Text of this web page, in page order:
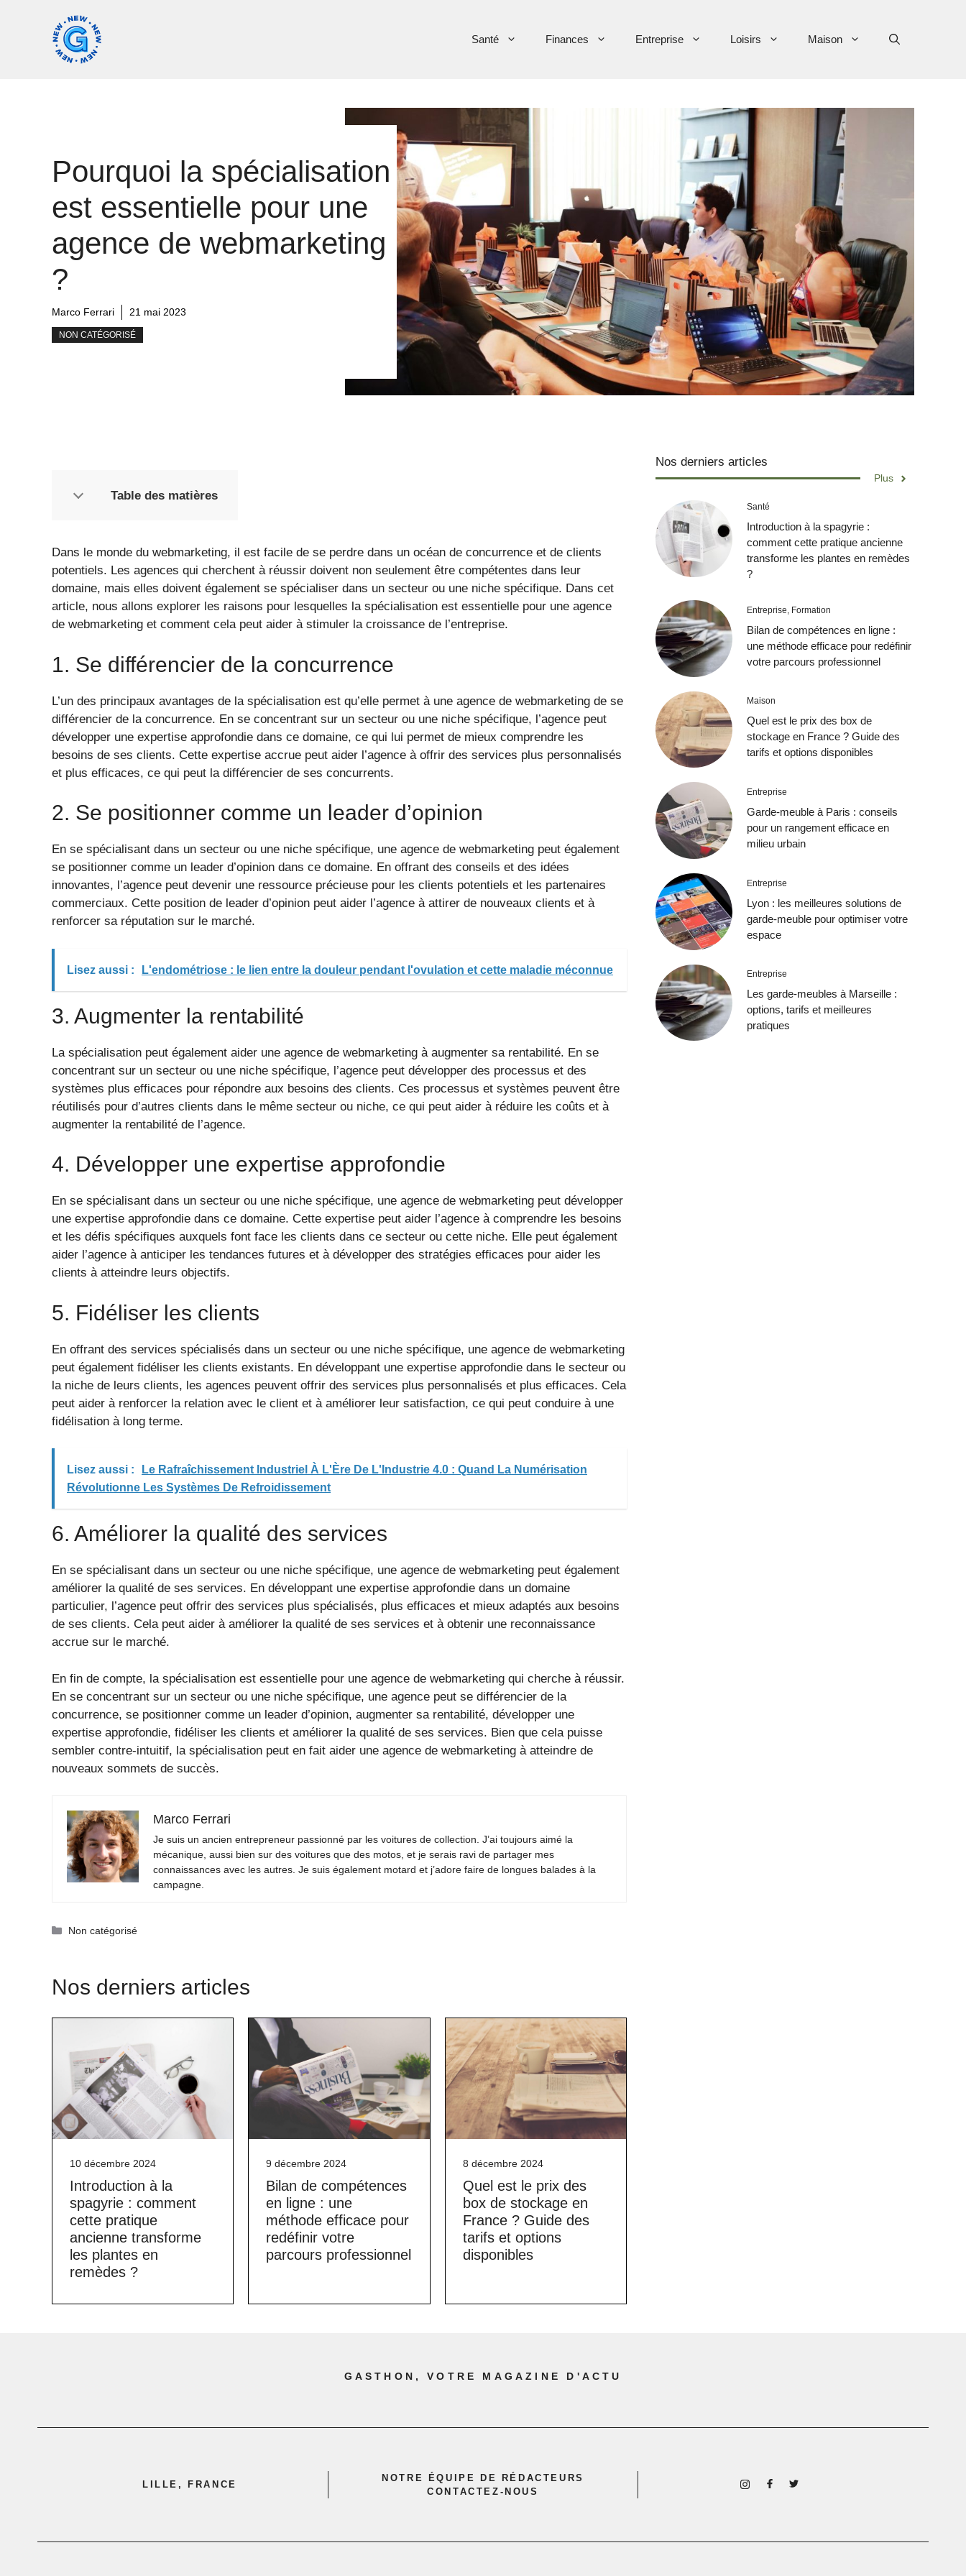
Santé Finances Entreprise Loisirs Maison
Pourquoi la spécialisation
est essentielle pour une
agence de webmarketing
?
Marco Ferrari 21 mai 2023
NON CATÉGORISÉ
Table des matières
Dans le monde du webmarketing, il est facile de se perdre dans un océan de concurrence et de clients
potentiels. Les agences qui cherchent à réussir doivent non seulement être compétentes dans leur
domaine, mais elles doivent également se spécialiser dans un secteur ou une niche spécifique. Dans cet
article, nous allons explorer les raisons pour lesquelles la spécialisation est essentielle pour une agence
de webmarketing et comment cela peut aider à stimuler la croissance de l’entreprise.
1. Se différencier de la concurrence
L’un des principaux avantages de la spécialisation est qu’elle permet à une agence de webmarketing de se
différencier de la concurrence. En se concentrant sur un secteur ou une niche spécifique, l’agence peut
développer une expertise approfondie dans ce domaine, ce qui lui permet de mieux comprendre les
besoins de ses clients. Cette expertise accrue peut aider l’agence à offrir des services plus personnalisés
et plus efficaces, ce qui peut la différencier de ses concurrents.
2. Se positionner comme un leader d’opinion
En se spécialisant dans un secteur ou une niche spécifique, une agence de webmarketing peut également
se positionner comme un leader d’opinion dans ce domaine. En offrant des conseils et des idées
innovantes, l’agence peut devenir une ressource précieuse pour les clients potentiels et les partenaires
commerciaux. Cette position de leader d’opinion peut aider l’agence à attirer de nouveaux clients et à
renforcer sa réputation sur le marché.
Lisez aussi : L'endométriose : le lien entre la douleur pendant l'ovulation et cette maladie méconnue
3. Augmenter la rentabilité
La spécialisation peut également aider une agence de webmarketing à augmenter sa rentabilité. En se
concentrant sur un secteur ou une niche spécifique, l’agence peut développer des processus et des
systèmes plus efficaces pour répondre aux besoins des clients. Ces processus et systèmes peuvent être
réutilisés pour d’autres clients dans le même secteur ou niche, ce qui peut aider à réduire les coûts et à
augmenter la rentabilité de l’agence.
4. Développer une expertise approfondie
En se spécialisant dans un secteur ou une niche spécifique, une agence de webmarketing peut développer
une expertise approfondie dans ce domaine. Cette expertise peut aider l’agence à comprendre les besoins
et les défis spécifiques auxquels font face les clients dans ce secteur ou cette niche. Elle peut également
aider l’agence à anticiper les tendances futures et à développer des stratégies efficaces pour aider les
clients à atteindre leurs objectifs.
5. Fidéliser les clients
En offrant des services spécialisés dans un secteur ou une niche spécifique, une agence de webmarketing
peut également fidéliser les clients existants. En développant une expertise approfondie dans le secteur ou
la niche de leurs clients, les agences peuvent offrir des services plus personnalisés et plus efficaces. Cela
peut aider à renforcer la relation avec le client et à améliorer leur satisfaction, ce qui peut conduire à une
fidélisation à long terme.
Lisez aussi :
Le Rafraîchissement Industriel À L'Ère De L'Industrie 4.0 : Quand La Numérisation
Révolutionne Les Systèmes De Refroidissement
6. Améliorer la qualité des services
En se spécialisant dans un secteur ou une niche spécifique, une agence de webmarketing peut également
améliorer la qualité de ses services. En développant une expertise approfondie dans un domaine
particulier, l’agence peut offrir des services plus spécialisés, plus efficaces et mieux adaptés aux besoins
de ses clients. Cela peut aider à améliorer la qualité de ses services et à obtenir une reconnaissance
accrue sur le marché.
En fin de compte, la spécialisation est essentielle pour une agence de webmarketing qui cherche à réussir.
En se concentrant sur un secteur ou une niche spécifique, une agence peut se différencier de la
concurrence, se positionner comme un leader d’opinion, augmenter sa rentabilité, développer une
expertise approfondie, fidéliser les clients et améliorer la qualité de ses services. Bien que cela puisse
sembler contre-intuitif, la spécialisation peut en fait aider une agence de webmarketing à atteindre de
nouveaux sommets de succès.
Marco Ferrari
Je suis un ancien entrepreneur passionné par les voitures de collection. J’ai toujours aimé la
mécanique, aussi bien sur des voitures que des motos, et je serais ravi de partager mes
connaissances avec les autres. Je suis également motard et j’adore faire de longues balades à la
campagne.
Catégories
Non catégorisé
Nos derniers articles
10 décembre 2024
Introduction à la
spagyrie : comment
cette pratique
ancienne transforme
les plantes en
remèdes ?
9 décembre 2024
Bilan de compétences
en ligne : une
méthode efficace pour
redéfinir votre
parcours professionnel
8 décembre 2024
Quel est le prix des
box de stockage en
France ? Guide des
tarifs et options
disponibles
Nos derniers articles
Plus
Santé
Introduction à la spagyrie :
comment cette pratique ancienne
transforme les plantes en remèdes
?
Entreprise, Formation
Bilan de compétences en ligne :
une méthode efficace pour redéfinir
votre parcours professionnel
Maison
Quel est le prix des box de
stockage en France ? Guide des
tarifs et options disponibles
Entreprise
Garde-meuble à Paris : conseils
pour un rangement efficace en
milieu urbain
Entreprise
Lyon : les meilleures solutions de
garde-meuble pour optimiser votre
espace
Entreprise
Les garde-meubles à Marseille :
options, tarifs et meilleures
pratiques
GASTHON, VOTRE MAGAZINE D'ACTU
LILLE, FRANCE
NOTRE ÉQUIPE DE RÉDACTEURS
CONTACTEZ-NOUS